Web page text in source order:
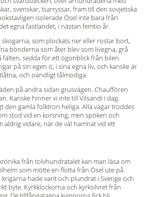
svenskar, tsarryssar, fram till den sovjetiska
isolerade Ösel inte bara från
egna fastlandet, i nästan femtio år.
som plockats ner eller rostar bort,
bönderna som åter blev som livegna, grå
fälten, sedda för ett ögonblick från bilen.
på sin egen ö, i sina egna liv, och kanske är
och oändligt tålmodiga.
på andra sidan grusvägen. Chauffören
Kanske hinner vi inte till Vilsandi i dag.
den gamla folktron heliga. Alla vägar troddes
stod vid en korsning, men spöken och
aldrig vidare, när de väl hamnat vid ett
från tolvhundratalet kan man läsa om
som mötte en flotta från Ösel ute på
krigarna hade varit och plundrat i Sverige och
byte. Kyrkklockorna och kyrksilvret från